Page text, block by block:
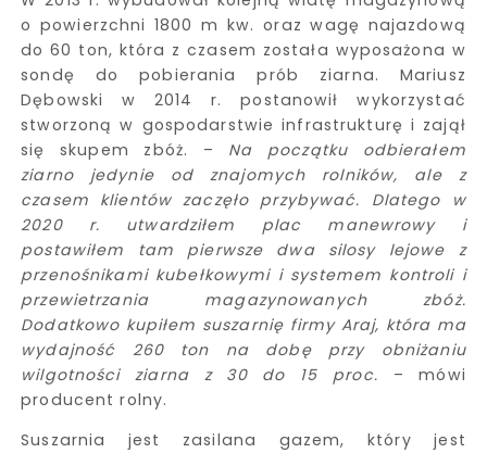
o powierzchni 1800 m kw. oraz wagę najazdową
do 60 ton, która z czasem została wyposażona w
sondę do pobierania prób ziarna. Mariusz
Dębowski w 2014 r. postanowił wykorzystać
stworzoną w gospodarstwie infrastrukturę i zajął
się skupem zbóż. – Na początku odbierałem
ziarno jedynie od znajomych rolników, ale z
czasem klientów zaczęło przybywać. Dlatego w
2020 r. utwardziłem plac manewrowy i
postawiłem tam pierwsze dwa silosy lejowe z
przenośnikami kubełkowymi i systemem kontroli i
przewietrzania magazynowanych zbóż.
Dodatkowo kupiłem suszarnię firmy Araj, która ma
wydajność 260 ton na dobę przy obniżaniu
wilgotności ziarna z 30 do 15 proc. – mówi
producent rolny.
Suszarnia jest zasilana gazem, który jest